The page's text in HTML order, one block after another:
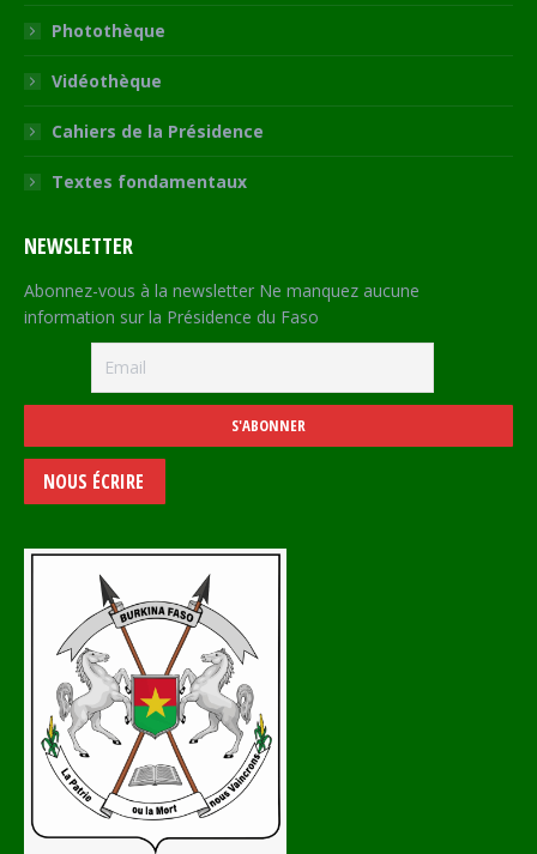
Photothèque
Vidéothèque
Cahiers de la Présidence
Textes fondamentaux
NEWSLETTER
Abonnez-vous à la newsletter Ne manquez aucune
information sur la Présidence du Faso
NOUS ÉCRIRE